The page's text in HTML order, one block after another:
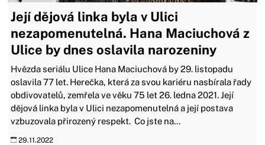
Její dějová linka byla v Ulici
nezapomenutelná. Hana Maciuchová z
Ulice by dnes oslavila narozeniny
Hvězda seriálu Ulice Hana Maciuchová by 29. listopadu
oslavila 77 let. Herečka, která za svou kariéru nasbírala řady
obdivovatelů, zemřela ve věku 75 let 26. ledna 2021. Její
dějová linka byla v Ulici nezapomenutelná a její postava
vzbuzovala přirozený respekt. Co jste na...
29.11.2022